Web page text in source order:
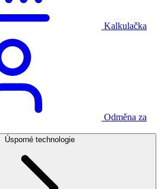
Kalkulačka
Odměna za
Úsporné technologie